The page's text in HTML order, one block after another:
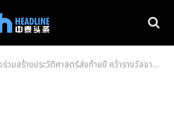
ระวัติศาสตร์ส่งท้ายปี คว้ารางวัลจากเวที “GQ MEN OF THE YEAR 2023”